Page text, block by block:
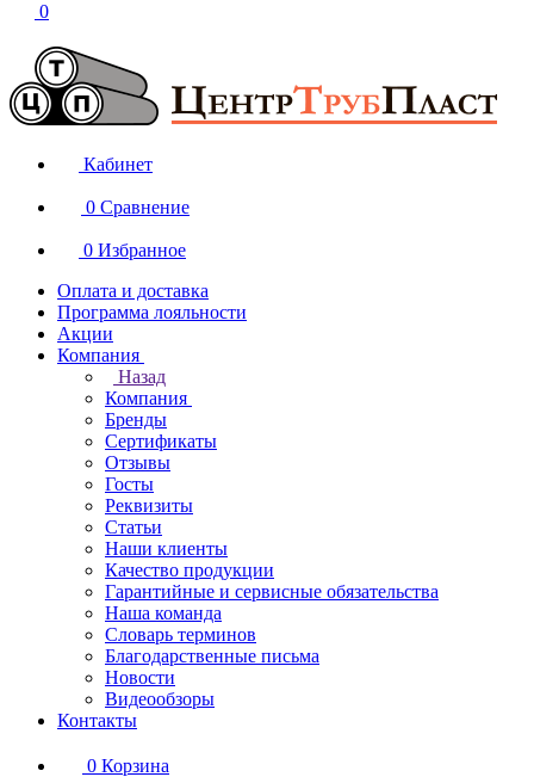
0
Кабинет
0 Сравнение
0 Избранное
Оплата и доставка
Программа лояльности
Акции
Компания
Назад
Компания
Бренды
Сертификаты
Отзывы
Госты
Реквизиты
Статьи
Наши клиенты
Качество продукции
Гарантийные и сервисные обязательства
Наша команда
Словарь терминов
Благодарственные письма
Новости
Видеообзоры
Контакты
0 Корзина